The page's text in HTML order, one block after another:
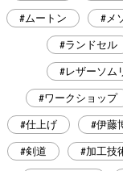
#ムートン #メ
#ランドセル
#レザーソム
#ワークショップ
#仕上げ #伊藤
#剣道 #加工技